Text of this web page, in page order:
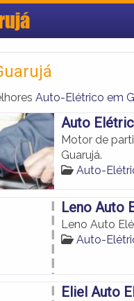
Auto-Elétrico em
Auto
Motor de
Guarujá.
Auto-
Leno Auto
Leno Auto
Auto-
Eliel Auto